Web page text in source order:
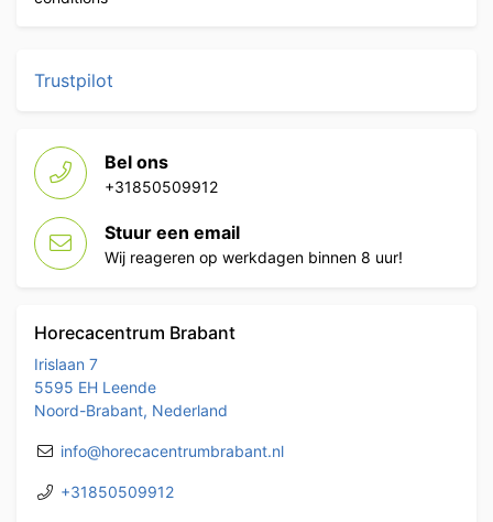
Trustpilot
Bel ons
+31850509912
Stuur een email
Wij reageren op werkdagen binnen 8 uur!
Horecacentrum Brabant
Irislaan 7
5595 EH Leende
Noord-Brabant, Nederland
info@horecacentrumbrabant.nl
+31850509912